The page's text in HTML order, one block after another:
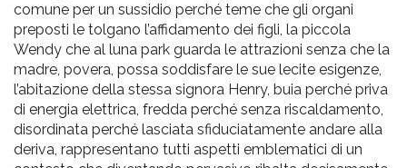
comune per un sussidio perché teme che gli organi
preposti le tolgano l’affidamento dei figli, la piccola
Wendy che al luna park guarda le attrazioni senza che la
madre, povera, possa soddisfare le sue lecite esigenze,
l’abitazione della stessa signora Henry, buia perché priva
di energia elettrica, fredda perché senza riscaldamento,
disordinata perché lasciata sfiduciatamente andare alla
deriva, rappresentano tutti aspetti emblematici di un